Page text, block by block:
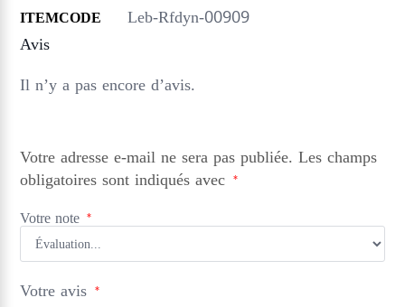
ITEMCODE
Leb-Rfdyn-00909
Avis
Il n’y a pas encore d’avis.
Votre adresse e-mail ne sera pas publiée. Les champs
obligatoires sont indiqués avec *
Votre note *
Votre avis *